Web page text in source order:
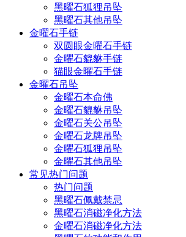
黑曜石狐狸吊坠
黑曜石其他吊坠
金曜石手链
双圆眼金曜石手链
金曜石貔貅手链
猫眼金曜石手链
金曜石吊坠
金曜石本命佛
金曜石貔貅吊坠
金曜石关公吊坠
金曜石龙牌吊坠
金曜石狐狸吊坠
金曜石其他吊坠
常见热门问题
热门问题
黑曜石佩戴禁忌
黑曜石消磁净化方法
金曜石消磁净化方法